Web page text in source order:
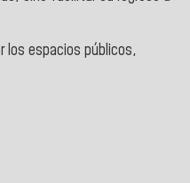
los espacios públicos,